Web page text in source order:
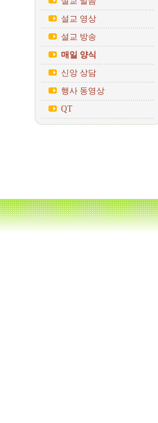
설교 영상
설교 방송
매일 양식
신앙 상담
행사 동영상
QT